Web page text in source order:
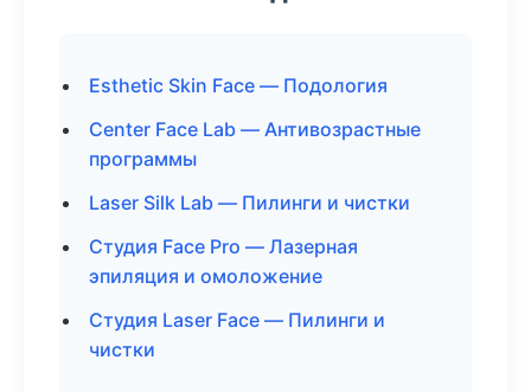
Esthetic Skin Face — Подология
Center Face Lab — Антивозрастные
программы
Laser Silk Lab — Пилинги и чистки
Студия Face Pro — Лазерная
эпиляция и омоложение
Студия Laser Face — Пилинги и
чистки